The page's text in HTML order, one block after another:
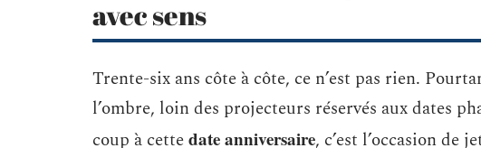
avec sens
Trente-six ans côte à côte, ce n’est pas rien.
l’ombre, loin des projecteurs réservés aux dates
coup à cettedate anniversaire, c’est l’occasion